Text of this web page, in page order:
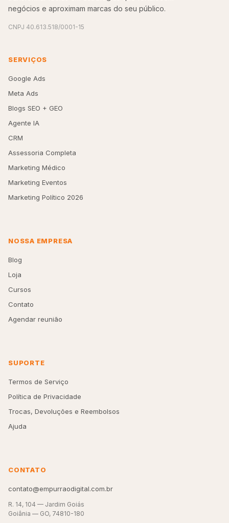
negócios e aproximam marcas do seu público.
CNPJ 40.613.518/0001-15
SERVIÇOS
Google Ads
Meta Ads
Blogs SEO + GEO
Agente IA
CRM
Assessoria Completa
Marketing Médico
Marketing Eventos
Marketing Político 2026
NOSSA EMPRESA
Blog
Loja
Cursos
Contato
Agendar reunião
SUPORTE
Termos de Serviço
Política de Privacidade
Trocas, Devoluções e Reembolsos
Ajuda
CONTATO
contato@empurraodigital.com.br
R. 14, 104 — Jardim Goiás
Goiânia — GO, 74810-180